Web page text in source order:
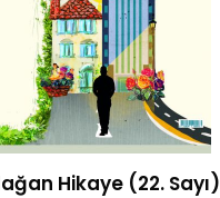
Hikaye (22. Sayı)